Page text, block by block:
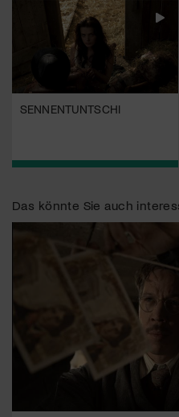
SENNENTUNTSCHI
Das könnte Sie auch